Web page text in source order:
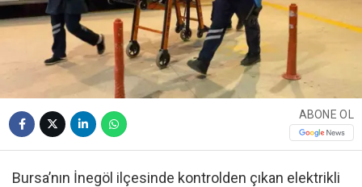
ABONE OL
Bursa’nın İnegöl ilçesinde kontrolden çıkan elektrikli